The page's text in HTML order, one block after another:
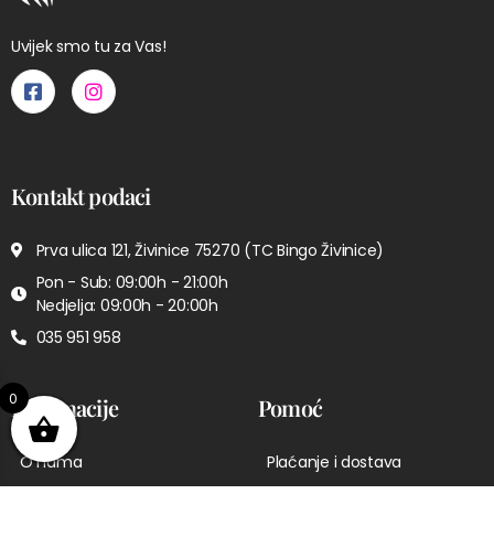
Uvijek smo tu za Vas!
Kontakt podaci
Prva ulica 121, Živinice 75270 (TC Bingo Živinice)
Pon - Sub: 09:00h - 21:00h
Nedjelja: 09:00h - 20:00h
035 951 958
Informacije
O nama
Pomoć
Plaćanje i dostava
0